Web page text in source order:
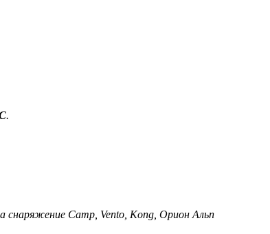
.
снаряжение Camp, Vento, Kong, Орион Альп